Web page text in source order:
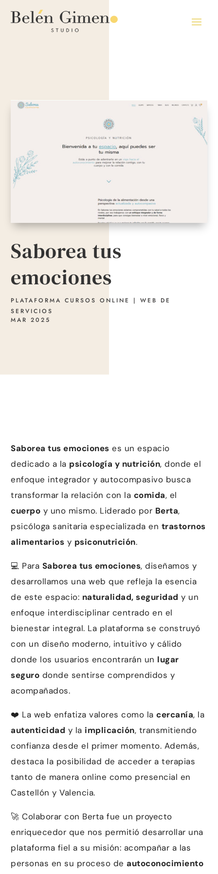
Saborea tus
emociones
PLATAFORMA CURSOS ONLINE |WEB DE
SERVICIOS
MAR 2025
Saborea tus emociones es un espacio
dedicado a la psicología y nutrición, donde el
enfoque integrador y autocompasivo busca
transformar la relación con la comida, el
cuerpo y uno mismo. Liderado por Berta,
psicóloga sanitaria especializada en trastornos
alimentarios y psiconutrición.
💻 Para Saborea tus emociones, diseñamos y
desarrollamos una web que refleja la esencia
de este espacio: naturalidad, seguridad y un
enfoque interdisciplinar centrado en el
bienestar integral. La plataforma se construyó
con un diseño moderno, intuitivo y cálido
donde los usuarios encontrarán un lugar
seguro donde sentirse comprendidos y
acompañados.
❤️ La web enfatiza valores como lacercanía, la
autenticidad y la implicación, transmitiendo
confianza desde el primer momento. Además,
destaca la posibilidad de acceder a terapias
tanto de manera online como presencial en
Castellón y Valencia.
🚀 Colaborar con Berta fue un proyecto
enriquecedor que nos permitió desarrollar una
plataforma fiel a su misión: acompañar a las
personas en su proceso de autoconocimiento